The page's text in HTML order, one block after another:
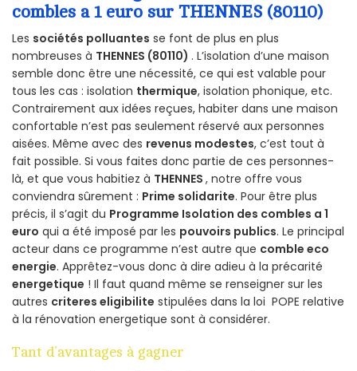
combles a 1 euro sur THENNES (80110)
Les sociétés polluantes se font de plus en plus
nombreuses à THENNES (80110) . L’isolation d’une maison
semble donc être une nécessité, ce qui est valable pour
tous les cas : isolation thermique, isolation phonique, etc.
Contrairement aux idées reçues, habiter dans une maison
confortable n’est pas seulement réservé aux personnes
aisées. Même avec des revenus modestes, c’est tout à
fait possible. Si vous faites donc partie de ces personnes-
là, et que vous habitiez à THENNES , notre offre vous
conviendra sûrement : Prime solidarite. Pour être plus
précis, il s’agit du Programme Isolation des combles a 1
euro qui a été imposé par les pouvoirs publics. Le principal
acteur dans ce programme n’est autre que comble eco
energie. Apprêtez-vous donc à dire adieu à la précarité
energetique ! Il faut quand même se renseigner sur les
autres criteres eligibilite stipulées dans la loi POPE relative
à la rénovation energetique sont à considérer.
Tant d’avantages à gagner